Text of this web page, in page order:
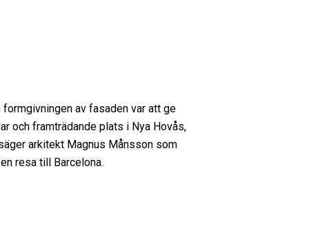
av fasaden var att ge
och framträdande plats i Nya Hovås,
arkitekt Magnus Månsson som
resa till Barcelona.